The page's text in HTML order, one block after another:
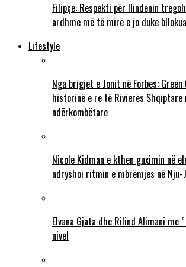
Filipçe: Respekti për Ilindenin
ardhme më të mirë e jo duke
Lifestyle
Nga brigjet e Jonit në Forbes:
historinë e re të Rivierës Shqiptare
ndërkombëtare
Nicole Kidman e kthen guximin në
ndryshoi ritmin e mbrëmjes në Nju-
Elvana Gjata dhe Rilind Alimani me
nivel